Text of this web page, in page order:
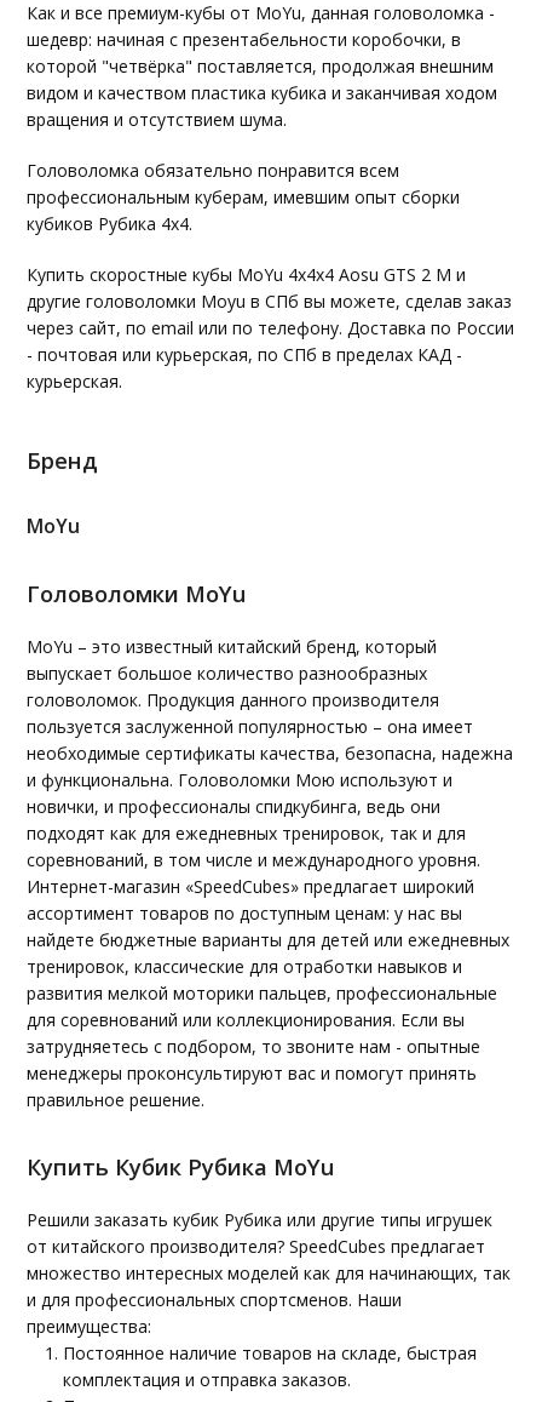
Как и все премиум-кубы от MoYu, данная головоломка -
шедевр: начиная с презентабельности коробочки, в
которой "четвёрка" поставляется, продолжая внешним
видом и качеством пластика кубика и заканчивая ходом
вращения и отсутствием шума.
Головоломка обязательно понравится всем
профессиональным куберам, имевшим опыт сборки
кубиков Рубика 4х4.
Купить скоростные кубы MoYu 4x4x4 Aosu GTS 2 M и
другие головоломки Moyu в СПб вы можете, сделав заказ
через сайт, по email или по телефону. Доставка по России
- почтовая или курьерская, по СПб в пределах КАД -
курьерская.
Бренд
MoYu
Головоломки MoYu
MoYu – это известный китайский бренд, который
выпускает большое количество разнообразных
головоломок. Продукция данного производителя
пользуется заслуженной популярностью – она имеет
необходимые сертификаты качества, безопасна, надежна
и функциональна. Головоломки Мою используют и
новички, и профессионалы спидкубинга, ведь они
подходят как для ежедневных тренировок, так и для
соревнований, в том числе и международного уровня.
Интернет-магазин «SpeedCubes» предлагает широкий
ассортимент товаров по доступным ценам: у нас вы
найдете бюджетные варианты для детей или ежедневных
тренировок, классические для отработки навыков и
развития мелкой моторики пальцев, профессиональные
для соревнований или коллекционирования. Если вы
затрудняетесь с подбором, то звоните нам - опытные
менеджеры проконсультируют вас и помогут принять
правильное решение.
Купить Кубик Рубика MoYu
Решили заказать кубик Рубика или другие типы игрушек
от китайского производителя? SpeedCubes предлагает
множество интересных моделей как для начинающих, так
и для профессиональных спортсменов. Наши
преимущества:
Постоянное наличие товаров на складе, быстрая
комплектация и отправка заказов.